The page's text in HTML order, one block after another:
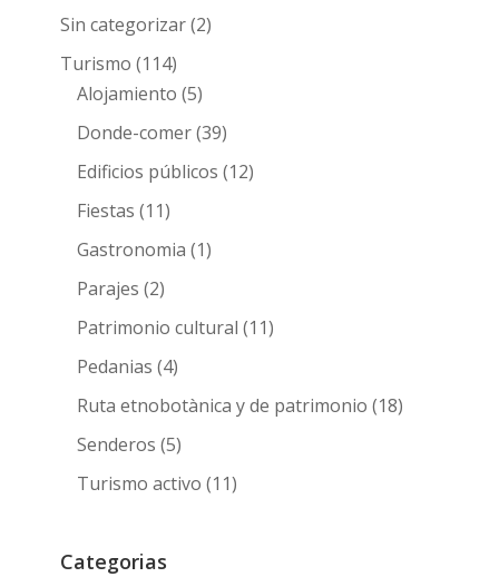
Sin categorizar(2)
Turismo (114)
Alojamiento (5)
Donde-comer(39)
Edificios públicos (12)
Fiestas (11)
Gastronomia (1)
Parajes (2)
Patrimonio cultural (11)
Pedanias (4)
Ruta etnobotànica y de patrimonio (18)
Senderos (5)
Turismo activo (11)
Categorias